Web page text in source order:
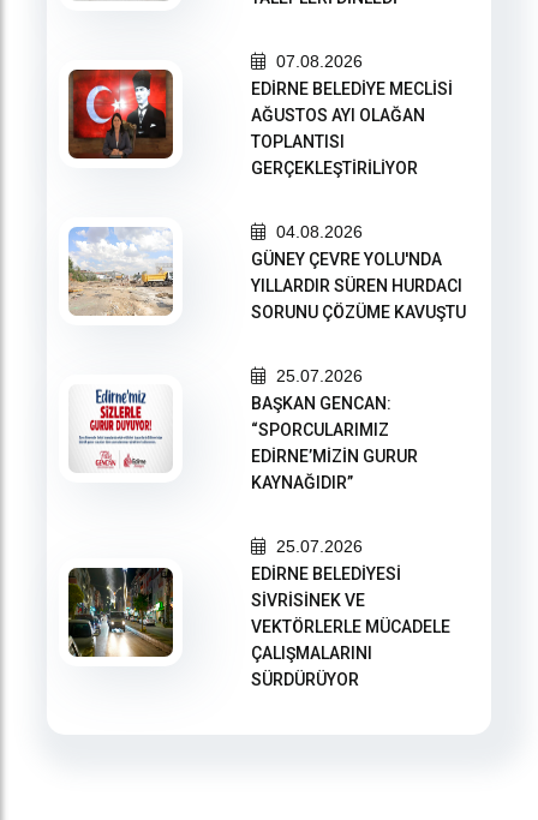
07.08.2026
EDİRNE BELEDİYE MECLİSİ
AĞUSTOS AYI OLAĞAN
TOPLANTISI
GERÇEKLEŞTİRİLİYOR
04.08.2026
GÜNEY ÇEVRE YOLU'NDA
YILLARDIR SÜREN HURDACI
SORUNU ÇÖZÜME KAVUŞTU
25.07.2026
BAŞKAN GENCAN:
“SPORCULARIMIZ
EDİRNE’MİZİN GURUR
KAYNAĞIDIR”
25.07.2026
EDİRNE BELEDİYESİ
SİVRİSİNEK VE
VEKTÖRLERLE MÜCADELE
ÇALIŞMALARINI
SÜRDÜRÜYOR